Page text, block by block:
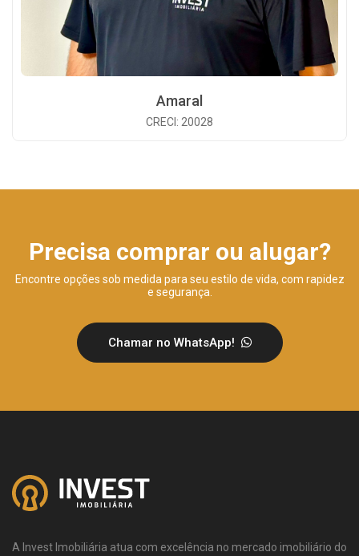
Amaral
CRECI: 20028
Precisa comprar ou alugar?
Encontre opções sob medida para seu estilo de vida, com rapidez
e segurança.
Chamar no WhatsApp!
A Invest Imobiliária atua com excelência no mercado imobiliário do